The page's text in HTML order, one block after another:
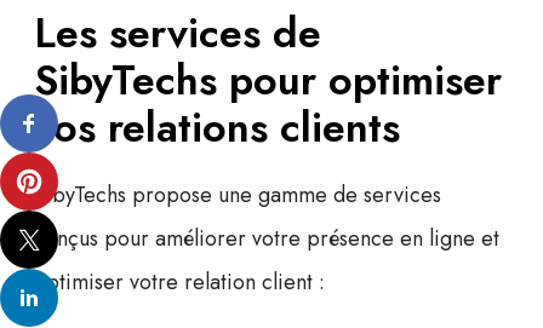
Les services de
SibyTechs pour optimiser
vos relations clients
SibyTechs propose une gamme de services
conçus pour améliorer votre présence en ligne et
optimiser votre relation client :